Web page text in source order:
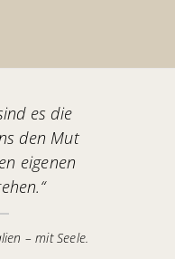
es die
den Mut
eigenen
– mit Seele.